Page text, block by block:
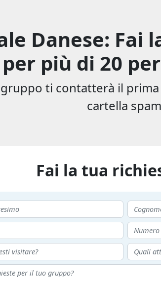
Danese: Fai
per più di 20
ti contatterà il
cartella
Fai la tua